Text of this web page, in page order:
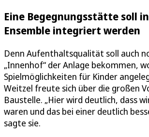
Eine Begegnungsstätte soll
Ensemble integriert werden
Denn Aufenthaltsqualität soll auch
„Innenhof“ der Anlage bekommen,
Spielmöglichkeiten für Kinder
Weitzel freute sich über die großen
Baustelle. „Hier wird deutlich, dass
waren und das bei einer deutlich
sagte sie.